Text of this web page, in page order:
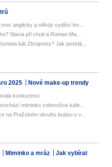
anglicky a někdy vyděsí tre...
Slavia při chuti a Roman Ma...
bát Zbrojovky? Jak posklá...
2025 Nové make-up trendy
konkurenci
miminko zoborožce kafe...
na Pražském okruhu budou o v...
Miminko a mráz
Jak vybírat